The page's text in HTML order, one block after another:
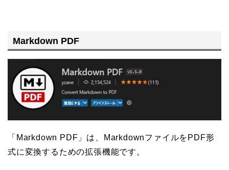
Markdown PDF
「Markdown PDF」は、MarkdownファイルをPDF形
式に変換するための拡張機能です。